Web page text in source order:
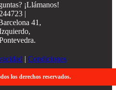
¡Llámanos!
|
41,
| Condiciones
los derechos reservados.